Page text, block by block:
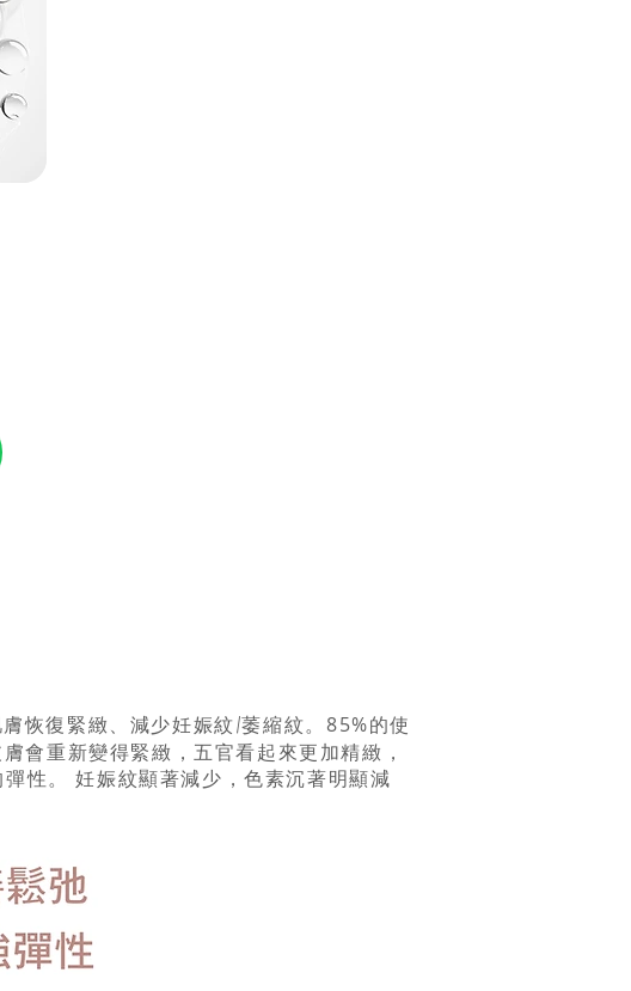
恢復緊緻、減少妊娠紋/萎縮紋。 85%的使
會重新變得緊緻，五官看起來更加精緻，
性。 妊娠紋顯著減少，色素沉著明顯減